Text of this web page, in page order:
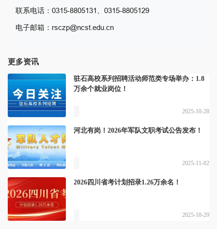
联系电话：0315-8805131、0315-8805129
电子邮箱：rsczp@ncst.edu.cn
更多资讯
驻石高校系列招聘活动师范类专场举办：1.8
万余个就业岗位！
2025-10-28
河北有岗！2026年军队文职考试公告发布！
2025-11-02
2026四川省考计划招录1.26万余名！
2025-10-29